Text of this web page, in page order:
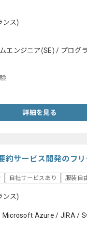
ンス)
エンジニア(SE) / プログ
詳細を見る
約サービス開発のフ
自社サービスあり 服装自
ンス)
Microsoft Azure / JIRA /